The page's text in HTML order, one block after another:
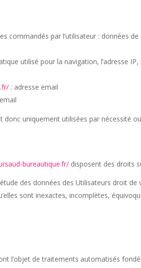
par l’utilisateur : données de
utilisé pour la navigation, l’adresse
: adresse email
uniquement utilisées par nécessité
bureautique.fr/ disposent des droits
des données des Utilisateurs droit de
sont inexactes, incomplètes,
l’objet de traitements automatisés